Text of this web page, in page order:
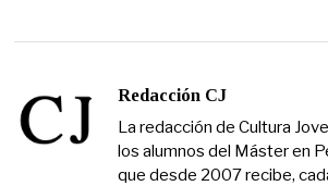
Redacción CJ
La redacción de Cultura
los alumnos del Máster en
que desde 2007 recibe,